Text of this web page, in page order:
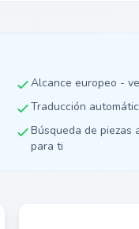
Alcance europeo -
Traducción
Búsqueda de piezas
para ti